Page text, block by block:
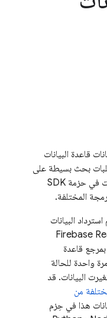
قاعدة البيانات
بحث بسيطة على
البيانات. يتم تنفيذ عملية استرداد البيانات في حزمة SDK
المختلفة.
استرداد البيانات
Firebase
قاعدة
واحدة للحالة
البيانات. قد
من
هذا في حِزم